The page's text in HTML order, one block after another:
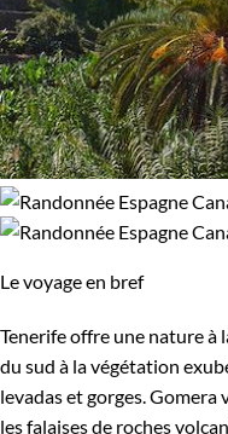
Le voyage en bref
Tenerife offre une nature à
du sud à la végétation
levadas et gorges. Gomera
les falaises de roches